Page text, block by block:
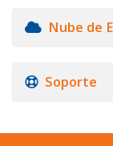
Nube de
Soporte